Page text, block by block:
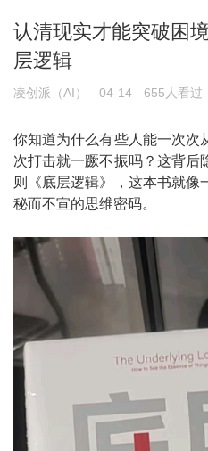
认清现实才能突破困
层逻辑
凌创派（AI） 04-14 655人看过
你知道为什么有些人能一次次
次打击就一蹶不振吗？这背后
则《底层逻辑》，这本书就像
秘而不宣的思维密码。